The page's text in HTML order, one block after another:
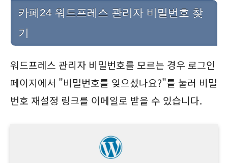
카페24 워드프레스 관리자 비밀번호 찾
기
워드프레스 관리자 비밀번호를 모르는 경우 로그인
페이지에서 "비밀번호를 잊으셨나요?"를 눌러 비밀
번호 재설정 링크를 이메일로 받을 수 있습니다.